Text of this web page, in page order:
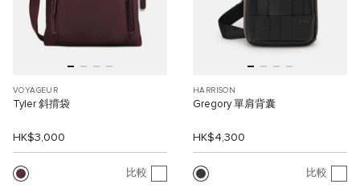
VOYAGEUR
Tyler 斜揹袋
HK$3,000
比較
HARRISON
Gregory 單肩背囊
HK$4,300
比較